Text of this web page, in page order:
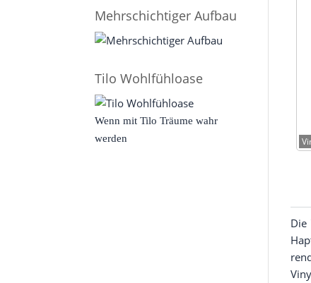
Die
Mehrschichtiger Aufbau
Tilo Wohlfühloase
Wenn mit Tilo Träume wahr
werden